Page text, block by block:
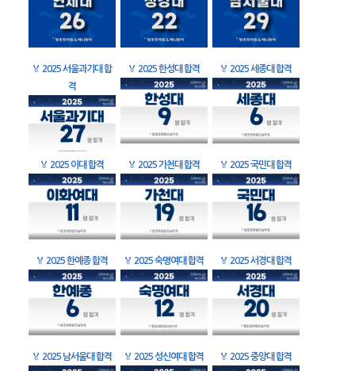
🏅 2025 서울과기대 합
격
🏅 2025 한성대 합격 🏅 2025 세종대 합격
🏅 2025 이대 합격 🏅 2025 가천대 합격 🏅 2025 국민대 합격
🏅 2025 한예종 합격 🏅 2025 숙명여대 합격 🏅 2025 서경대 합격
🏅 2025 남서울대 합격 🏅 2025 성신여대 합격 🏅 2025 중앙대 합격